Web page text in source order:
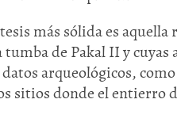
más sólida es
de Pakal II y
arqueológicos,
sitios donde el entierro